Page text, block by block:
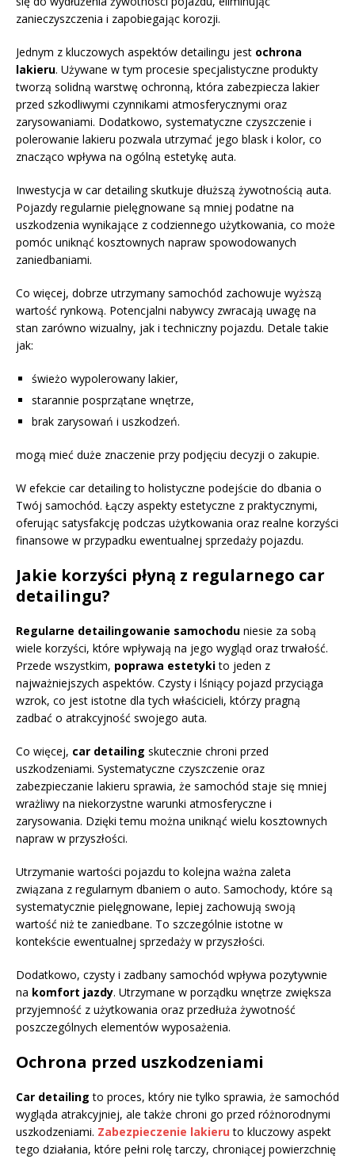
zanieczyszczenia i zapobiegając korozji.
Jednym z kluczowych aspektów detailingu jest ochrona
lakieru. Używane w tym procesie specjalistyczne produkty
tworzą solidną warstwę ochronną, która zabezpiecza lakier
przed szkodliwymi czynnikami atmosferycznymi oraz
zarysowaniami. Dodatkowo, systematyczne czyszczenie i
polerowanie lakieru pozwala utrzymać jego blask i kolor, co
znacząco wpływa na ogólną estetykę auta.
Inwestycja w car detailing skutkuje dłuższą żywotnością auta.
Pojazdy regularnie pielęgnowane są mniej podatne na
uszkodzenia wynikające z codziennego użytkowania, co może
pomóc uniknąć kosztownych napraw spowodowanych
zaniedbaniami.
Co więcej, dobrze utrzymany samochód zachowuje wyższą
wartość rynkową. Potencjalni nabywcy zwracają uwagę na
stan zarówno wizualny, jak i techniczny pojazdu. Detale takie
jak:
świeżo wypolerowany lakier,
starannie posprzątane wnętrze,
brak zarysowań i uszkodzeń.
mogą mieć duże znaczenie przy podjęciu decyzji o zakupie.
W efekcie car detailing to holistyczne podejście do dbania o
Twój samochód. Łączy aspekty estetyczne z praktycznymi,
oferując satysfakcję podczas użytkowania oraz realne korzyści
finansowe w przypadku ewentualnej sprzedaży pojazdu.
Jakie korzyści płyną z regularnego car
detailingu?
Regularne detailingowanie samochodu niesie za sobą
wiele korzyści, które wpływają na jego wygląd oraz trwałość.
Przede wszystkim, poprawa estetykito jeden z
najważniejszych aspektów. Czysty i lśniący pojazd przyciąga
wzrok, co jest istotne dla tych właścicieli, którzy pragną
zadbać o atrakcyjność swojego auta.
Co więcej, car detailing skutecznie chroni przed
uszkodzeniami. Systematyczne czyszczenie oraz
zabezpieczanie lakieru sprawia, że samochód staje się mniej
wrażliwy na niekorzystne warunki atmosferyczne i
zarysowania. Dzięki temu można uniknąć wielu kosztownych
napraw w przyszłości.
Utrzymanie wartości pojazdu to kolejna ważna zaleta
związana z regularnym dbaniem o auto. Samochody, które są
systematycznie pielęgnowane, lepiej zachowują swoją
wartość niż te zaniedbane. To szczególnie istotne w
kontekście ewentualnej sprzedaży w przyszłości.
Dodatkowo, czysty i zadbany samochód wpływa pozytywnie
na komfort jazdy. Utrzymane w porządku wnętrze zwiększa
przyjemność z użytkowania oraz przedłuża żywotność
poszczególnych elementów wyposażenia.
Ochrona przed uszkodzeniami
Car detailing to proces, który nie tylko sprawia, że samochód
wygląda atrakcyjniej, ale także chroni go przed różnorodnymi
uszkodzeniami. Zabezpieczenie lakieru to kluczowy aspekt
tego działania, które pełni rolę tarczy, chroniącej powierzchnię